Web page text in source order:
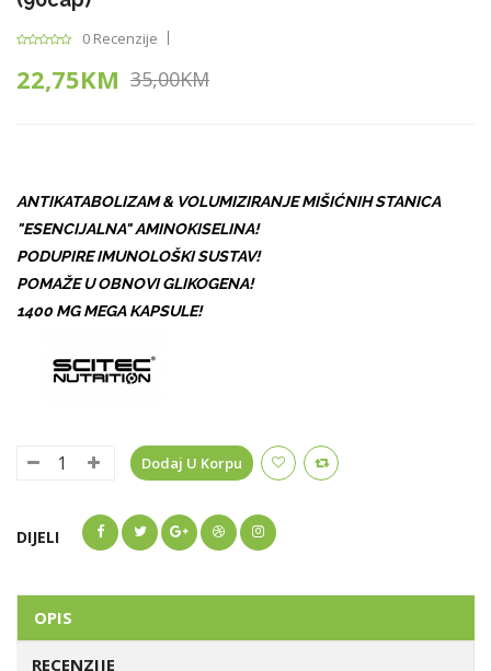
0 Recenzije
22,75KM 35,00KM
ANTIKATABOLIZAM & VOLUMIZIRANJE MIŠIĆNIH STANICA
"ESENCIJALNA" AMINOKISELINA!
PODUPIRE IMUNOLOŠKI SUSTAV!
POMAŽE U OBNOVI GLIKOGENA!
1400 MG MEGA KAPSULE!
Dodaj U Korpu
DIJELI
OPIS
RECENZIJE